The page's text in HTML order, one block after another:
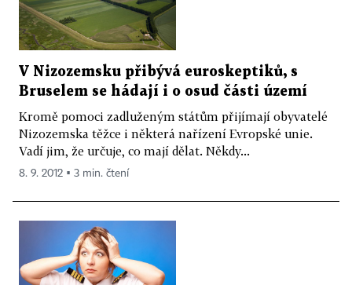
V Nizozemsku přibývá euroskeptiků, s
Bruselem se hádají i o osud části území
Kromě pomoci zadluženým státům přijímají obyvatelé
Nizozemska těžce i některá nařízení Evropské unie.
Vadí jim, že určuje, co mají dělat. Někdy...
8. 9. 2012 ▪ 3 min. čtení